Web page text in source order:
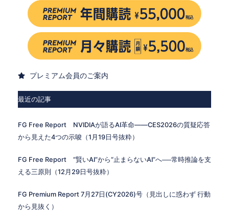
プレミアム会員のご案内
最近の記事
FG Free Report NVIDIAが語るAI革命——CES2026の質疑応答
から見えた4つの示唆（1月19日号抜粋）
FG Free Report “賢いAI”から“止まらないAI”へ──常時推論を支
える三原則（12月29日号抜粋）
FG Premium Report 7月27日(CY2026)号（見出しに惑わず 行動
から見抜く）